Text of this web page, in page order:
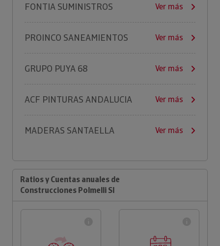
FONTIA SUMINISTROS Ver más
PROINCO SANEAMIENTOS Ver más
GRUPO PUYA 68 Ver más
ACF PINTURAS ANDALUCIA Ver más
MADERAS SANTAELLA Ver más
Ratios y Cuentas anuales de
Construcciones Polmelli Sl